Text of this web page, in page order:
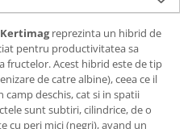
Kertimagreprezinta un hibrid de
pentru productivitatea sa
fructelor. Acest hibrid este de tip
de catre albine), ceea ce il
deschis, cat si in spatii
sunt subtiri, cilindrice, de o
cu peri mici (negri), avand un